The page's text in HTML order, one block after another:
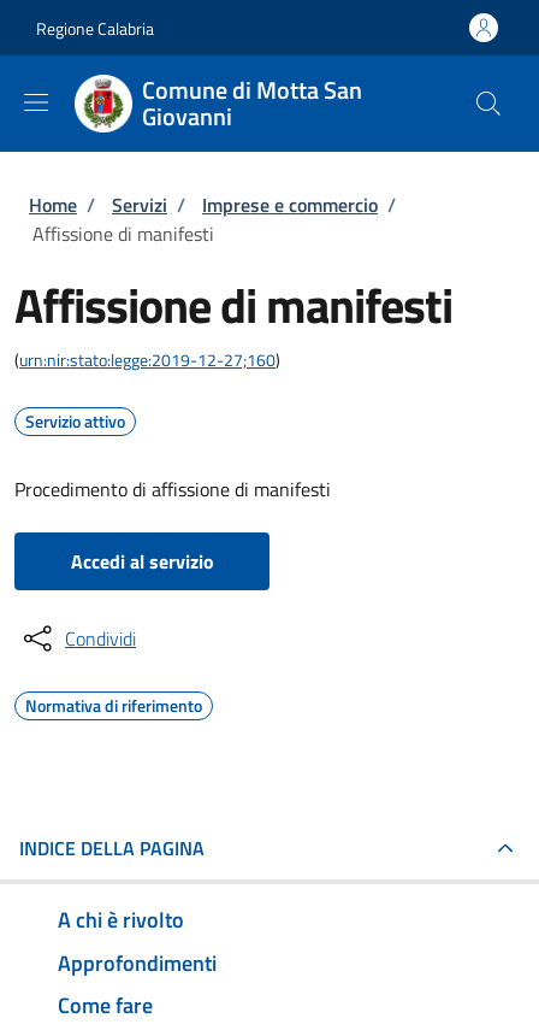
Regione Calabria
Comune di Motta San
Giovanni
Briciole di pane
Home / Servizi / Imprese e commercio /
Affissione di manifesti
Affissione di manifesti
(urn:nir:stato:legge:2019-12-27;160)
Servizio attivo
Procedimento di affissione di manifesti
Accedi al servizio
Condividi
Normativa di riferimento
INDICE DELLA PAGINA
A chi è rivolto
Approfondimenti
Come fare